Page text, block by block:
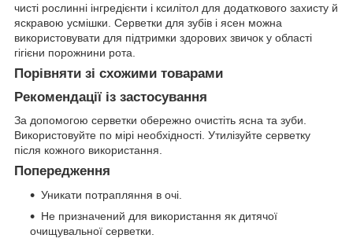
чисті рослинні інгредієнти і ксилітол для додаткового захисту й
яскравою усмішки. Серветки для зубів і ясен можна
використовувати для підтримки здорових звичок у області
гігієни порожнини рота.
Порівняти зі схожими товарами
Рекомендації із застосування
За допомогою серветки обережно очистіть ясна та зуби.
Використовуйте по мірі необхідності. Утилізуйте серветку
після кожного використання.
Попередження
Уникати потрапляння в очі.
Не призначений для використання як дитячої
очищувальної серветки.